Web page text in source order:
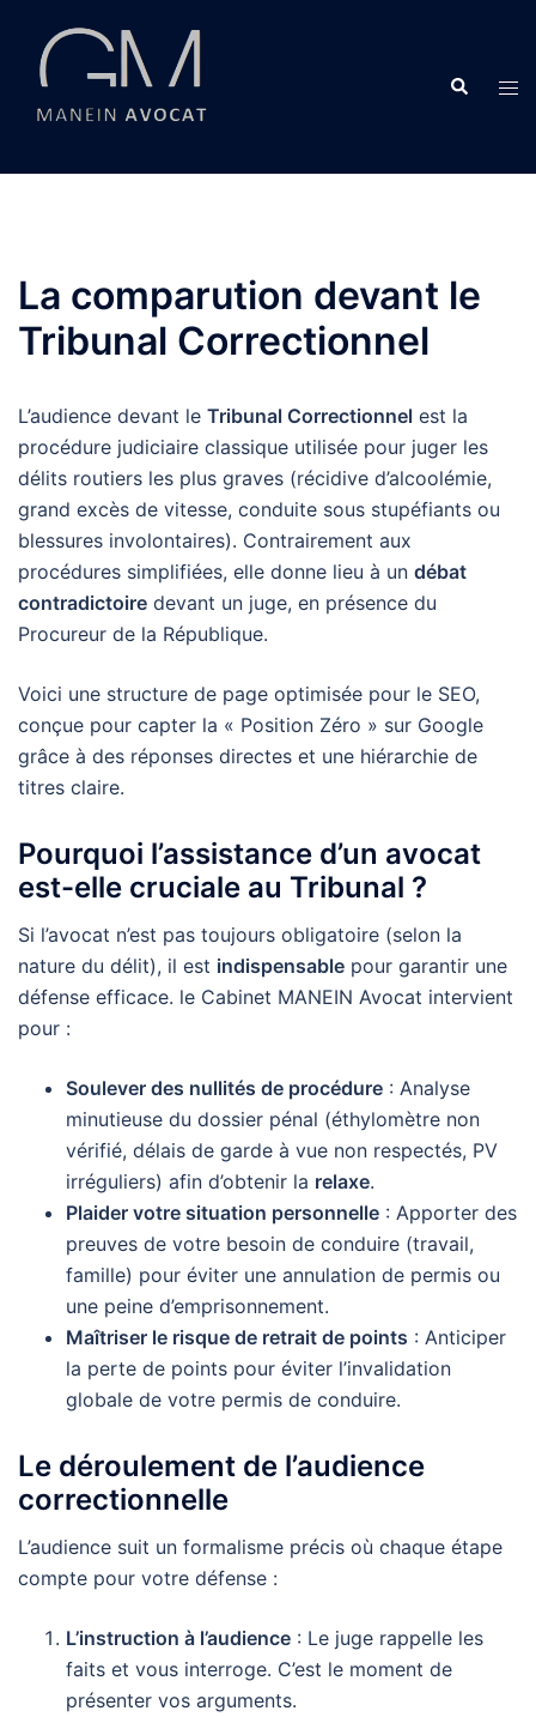
contenu
La comparution devant le
Tribunal Correctionnel
L’audience devant le Tribunal Correctionnel est la
procédure judiciaire classique utilisée pour juger les
délits routiers les plus graves (récidive d’alcoolémie,
grand excès de vitesse, conduite sous stupéfiants ou
blessures involontaires). Contrairement aux
procédures simplifiées, elle donne lieu à un débat
contradictoire devant un juge, en présence du
Procureur de la République.
Voici une structure de page optimisée pour le SEO,
conçue pour capter la « Position Zéro » sur Google
grâce à des réponses directes et une hiérarchie de
titres claire.
Pourquoi l’assistance d’un avocat
est-elle cruciale au Tribunal ?
Si l’avocat n’est pas toujours obligatoire (selon la
nature du délit), il est indispensable pour garantir une
défense efficace. le Cabinet MANEIN Avocat intervient
pour :
Soulever des nullités de procédure : Analyse
minutieuse du dossier pénal (éthylomètre non
vérifié, délais de garde à vue non respectés, PV
irréguliers) afin d’obtenir la relaxe.
Plaider votre situation personnelle : Apporter des
preuves de votre besoin de conduire (travail,
famille) pour éviter une annulation de permis ou
une peine d’emprisonnement.
Maîtriser le risque de retrait de points : Anticiper
la perte de points pour éviter l’invalidation
globale de votre permis de conduire.
Le déroulement de l’audience
correctionnelle
L’audience suit un formalisme précis où chaque étape
compte pour votre défense :
L’instruction à l’audience : Le juge rappelle les
faits et vous interroge. C’est le moment de
présenter vos arguments.